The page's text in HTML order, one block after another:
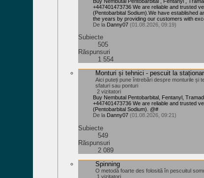
+447401473736 We are reliable and trusted
(Pentobarbital Sodium).We have established
the years by providing our customers with
De la Danny07 (01.08.2026, 09:19)
Subiecte
505
Răspunsuri
1 554
Monturi și tehnici - pescuit la staționar
Aici puteți pune întrebări despre monturile și
sfaturi sau ponturi
2 vizitatori
Buy Nembutal Pentobarbital, Fentanyl,
+447401473736 We are reliable and trusted
(Pentobarbital Sodium). @#
De la Danny07 (01.08.2026, 09:21)
Subiecte
549
Răspunsuri
2 089
Spinning
O metodă foarte des folosită în pescuitul
1 vizitatori